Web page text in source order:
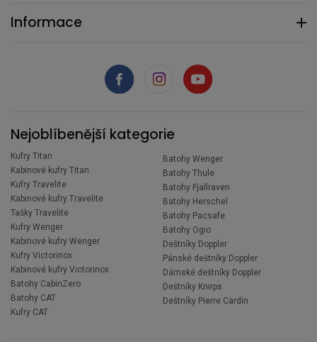
Informace
Nejoblíbenější kategorie
Kufry Titan
Kabinové kufry Titan
Kufry Travelite
Kabinové kufry Travelite
Tašky Travelite
Kufry Wenger
Kabinové kufry Wenger
Kufry Victorinox
Kabinové kufry Victorinox
Batohy CabinZero
Batohy CAT
Kufry CAT
Batohy Wenger
Batohy Thule
Batohy Fjallraven
Batohy Herschel
Batohy Pacsafe
Batohy Ogio
Deštníky Doppler
Pánské deštníky Doppler
Dámské deštníky Doppler
Deštníky Knirps
Deštníky Pierre Cardin